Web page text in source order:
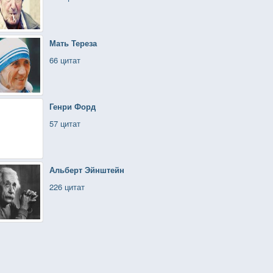
Мать Тереза
66 цитат
Генри Форд
57 цитат
Альберт Эйнштейн
226 цитат